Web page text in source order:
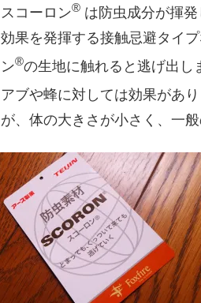
スコーロン®は防虫成分が揮発
効果を発揮する接触忌避タイ
ン®の生地に触れると逃げ出し
アブや蜂に対しては効果があ
が、体の大きさが小さく、一